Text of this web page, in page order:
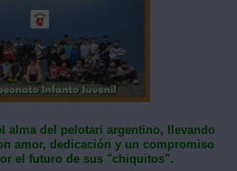
alma del pelotari argentino, llevando
amor, dedicación y un compromiso
el futuro de sus "chiquitos".